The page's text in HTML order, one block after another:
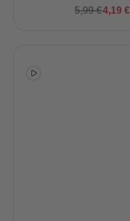
5,99 €4,19 €